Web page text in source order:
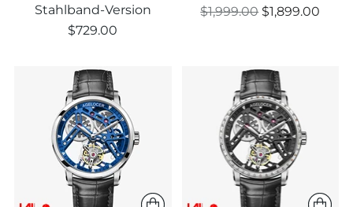
Stahlband-Version
$729.00
Regulärer
$1,999.00 $1,899.00